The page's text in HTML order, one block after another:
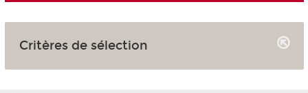
Critères de sélection